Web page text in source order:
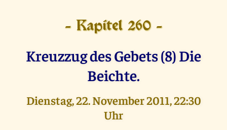
- Kapitel 260 -
Kreuzzug des Gebets (8) Die
Beichte.
Dienstag, 22. November 2011, 22:30
Uhr